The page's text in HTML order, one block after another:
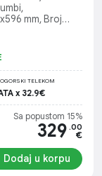
mm, Broj
TELEKOM
x 32.9€
Sa popustom 15%
329 .00
€
Dodaj u korpu